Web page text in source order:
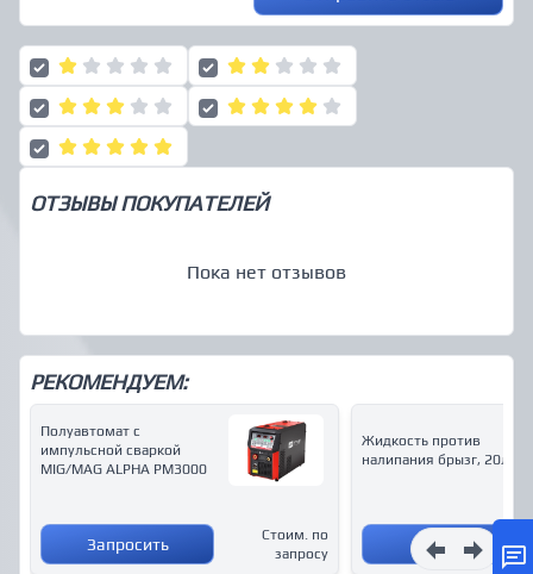
ОТЗЫВЫ ПОКУПАТЕЛЕЙ
Пока нет отзывов
РЕКОМЕНДУЕМ:
Полуавтомат с
импульсной сваркой
MIG/MAG ALPHA PM3000
Запросить
Стоим. по
запросу
Жидкость против
налипания брызг, 20л.
Купить